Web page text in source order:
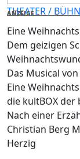
THEATER /
ANZEIGE
Eine
Dem geizigen
Das Musical
Eine
die kultBOX der
Nach einer
Christian Berg
Herzig